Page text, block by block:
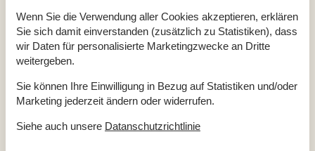
Haustiere Nr
Heizung, Elektroheizung
Self-Service-Check-in
Staubsauger
Verbrauchskosten exkl.
Waschmaschine
Winterfest
Draußen
Gartenmöbel
Grill
Wenn Sie die Verwendung aller Cookies akzeptieren, erklären
Sie sich damit einverstanden (zusätzlich zu Statistiken), dass
wir Daten für personalisierte Marketingzwecke an Dritte
weitergeben.
Sie können Ihre Einwilligung in Bezug auf Statistiken und/oder
Marketing jederzeit ändern oder widerrufen.
Siehe auch unsere Datanschutzrichtlinie